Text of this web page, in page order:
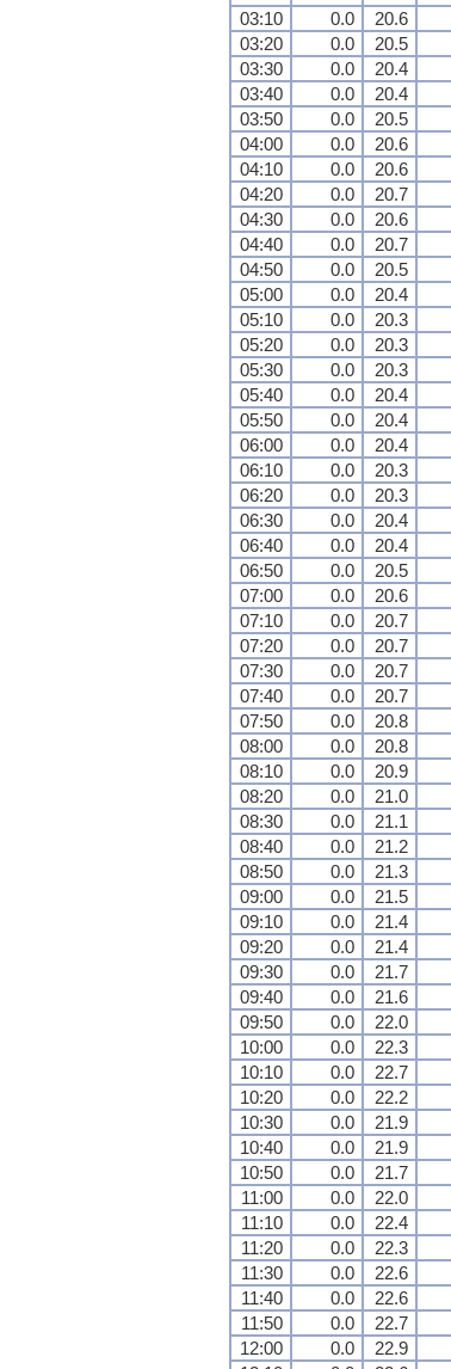
03:10
0.0 20.6
03:20
0.0 20.5
03:30
0.0 20.4
03:40
0.0 20.4
03:50
0.0 20.5
04:00
0.0 20.6
04:10
0.0 20.6
04:20
0.0 20.7
04:30
0.0 20.6
04:40
0.0 20.7
04:50
0.0 20.5
05:00
0.0 20.4
05:10
0.0 20.3
05:20
0.0 20.3
05:30
0.0 20.3
05:40
0.0 20.4
05:50
0.0 20.4
06:00
0.0 20.4
06:10
0.0 20.3
06:20
0.0 20.3
06:30
0.0 20.4
06:40
0.0 20.4
06:50
0.0 20.5
07:00
0.0 20.6
07:10
0.0 20.7
07:20
0.0 20.7
07:30
0.0 20.7
07:40
0.0 20.7
07:50
0.0 20.8
08:00
0.0 20.8
08:10
0.0 20.9
08:20
0.0 21.0
08:30
0.0 21.1
08:40
0.0 21.2
08:50
0.0 21.3
09:00
0.0 21.5
09:10
0.0 21.4
09:20
0.0 21.4
09:30
0.0 21.7
09:40
0.0 21.6
09:50
0.0 22.0
10:00
0.0 22.3
10:10
0.0 22.7
10:20
0.0 22.2
10:30
0.0 21.9
10:40
0.0 21.9
10:50
0.0 21.7
11:00
0.0 22.0
11:10
0.0 22.4
11:20
0.0 22.3
11:30
0.0 22.6
11:40
0.0 22.6
11:50
0.0 22.7
12:00
0.0 22.9